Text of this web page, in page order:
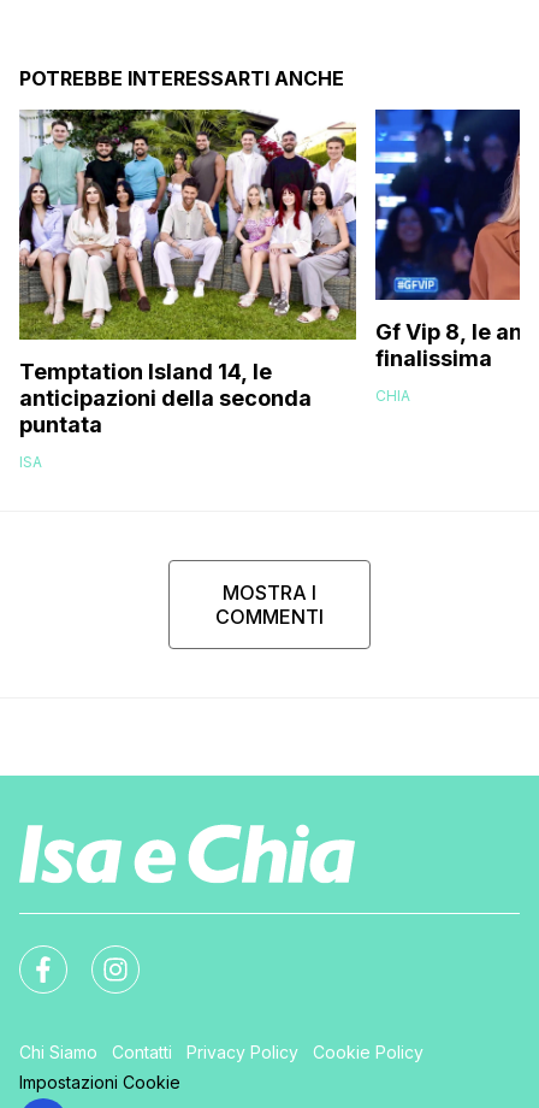
POTREBBE INTERESSARTI ANCHE
Temptation Island 14, le
anticipazioni della seconda
puntata
ISA
Gf Vip 8, le
finalissima
CHIA
MOSTRA I
COMMENTI
Chi Siamo Contatti Privacy Policy
Cookie Policy
Impostazioni Cookie